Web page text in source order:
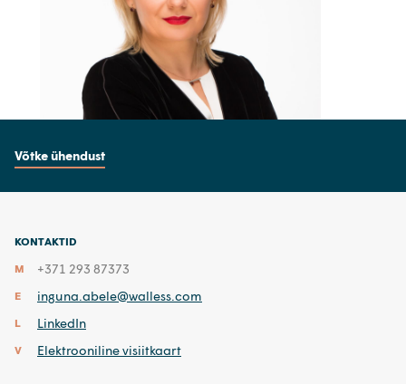
Võtke ühendust
KONTAKTID
M
+371 293 87373
E inguna.abele@walless.com
L LinkedIn
V Elektrooniline visiitkaart